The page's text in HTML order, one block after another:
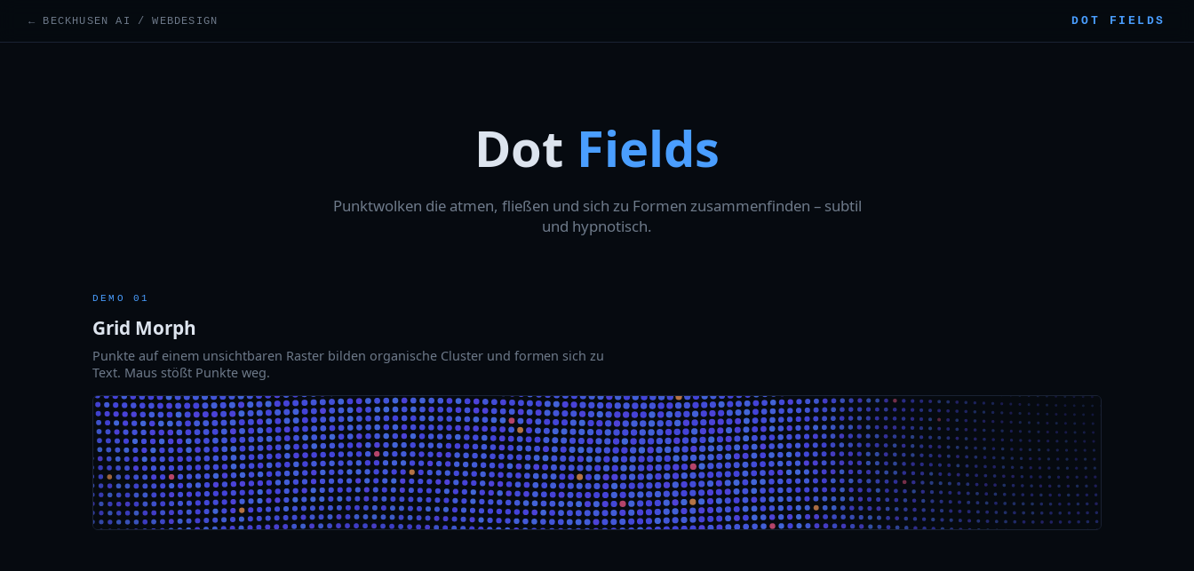
← BECKHUSEN AI / WEBDESIGN DOT FIELDS
Dot Fields
Punktwolken die atmen, fließen und sich zu Formen zusammenfinden – subtil
und hypnotisch.
DEMO 01
Grid Morph
Punkte auf einem unsichtbaren Raster bilden organische Cluster und formen sich zu
Text. Maus stößt Punkte weg.